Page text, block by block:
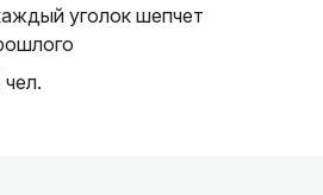
уголок шепчет
чел.